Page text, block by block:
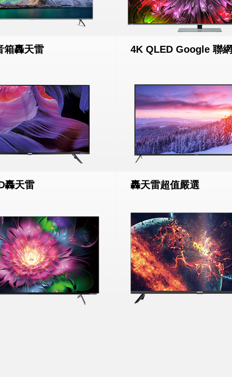
箱轟天雷 4K QLED Google 聯網
轟天雷 轟天雷超值嚴選